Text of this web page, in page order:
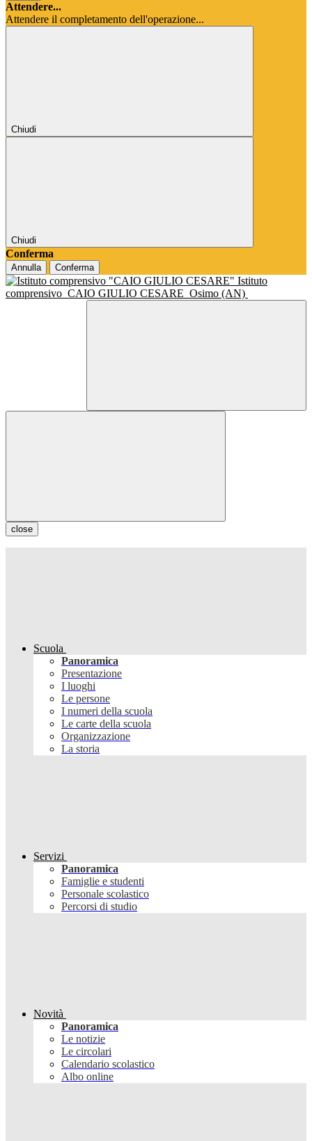
Attendere...
Attendere il completamento dell'operazione...
Chiudi
Chiudi
Conferma
Annulla Conferma
Istituto
comprensivo CAIO GIULIO CESARE Osimo (AN)
close
Scuola
Panoramica
Presentazione
I luoghi
Le persone
I numeri della scuola
Le carte della scuola
Organizzazione
La storia
Servizi
Panoramica
Famiglie e studenti
Personale scolastico
Percorsi di studio
Novità
Panoramica
Le notizie
Le circolari
Calendario scolastico
Albo online